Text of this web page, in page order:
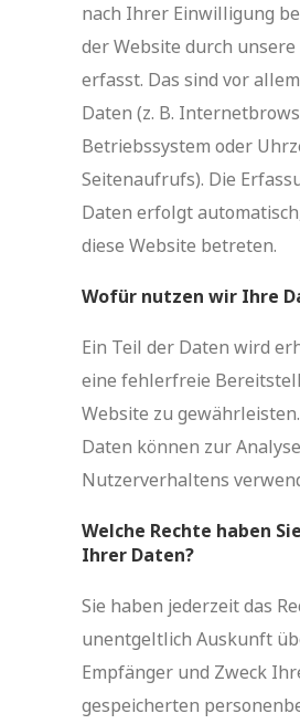
nach Ihrer Einwilligung
der Website durch unsere
erfasst. Das sind vor
Daten (z. B.
Betriebssystem oder
Seitenaufrufs). Die
Daten erfolgt
diese Website betreten.
Wofür nutzen wir Ihre
Ein Teil der Daten wird
eine fehlerfreie
Website zu
Daten können zur
Nutzerverhaltens
Welche Rechte haben
Ihrer Daten?
Sie haben jederzeit das
unentgeltlich Auskunft
Empfänger und Zweck
gespeicherten